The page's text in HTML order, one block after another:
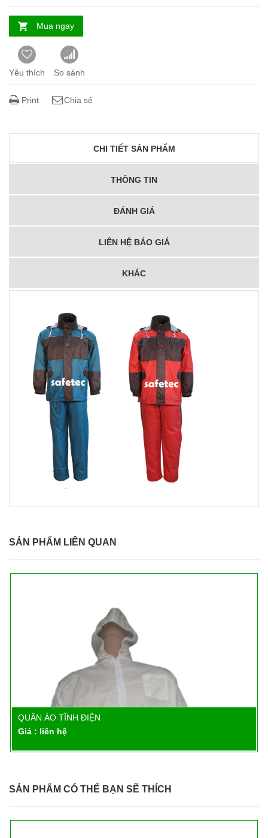
Mua ngay
Yêu thích So sánh
Print Chia sẻ
CHI TIẾT SẢN PHẨM
THÔNG TIN
ĐÁNH GIÁ
LIÊN HỆ BÁO GIÁ
KHÁC
SẢN PHẨM LIÊN QUAN
QUẦN ÁO TĨNH ĐIỆN
Giá : liên hệ
SẢN PHẨM CÓ THỂ BẠN SẼ THÍCH